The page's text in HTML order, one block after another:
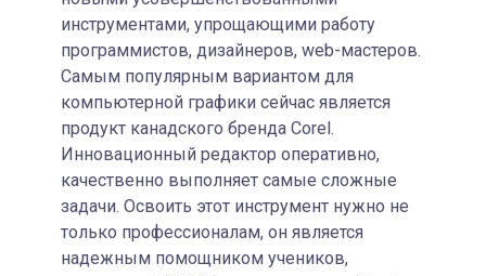
инструментами, упрощающими работу
программистов, дизайнеров, web-мастеров.
Самым популярным вариантом для
компьютерной графики сейчас является
продукт канадского бренда Corel.
Инновационный редактор оперативно,
качественно выполняет самые сложные
задачи. Освоить этот инструмент нужно не
только профессионалам, он является
надежным помощником учеников,